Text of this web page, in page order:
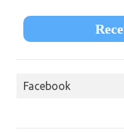
Facebook